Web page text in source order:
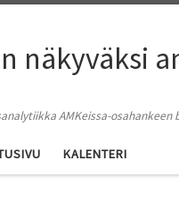
näkyväksi
AMKeissa-osahankeen
KALENTERI